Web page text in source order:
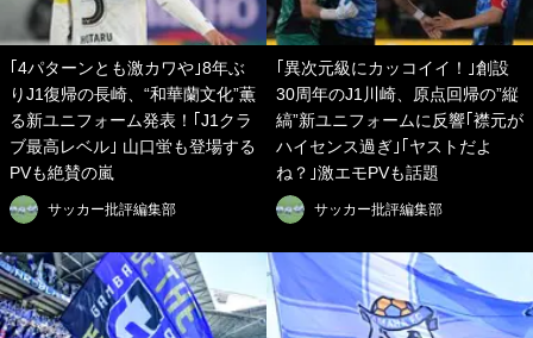
｢4パターンとも激カワや｣8年ぶ
りJ1復帰の長崎、“和華蘭文化”薫
る新ユニフォーム発表！｢J1クラ
ブ最高レベル｣ 山口蛍も登場する
PVも絶賛の嵐
サッカー批評編集部
｢異次元級にカッコイイ！｣創設
30周年のJ1川崎、原点回帰の”縦
縞”新ユニフォームに反響｢襟元が
ハイセンス過ぎ｣｢ヤストだよ
ね？｣激エモPVも話題
サッカー批評編集部